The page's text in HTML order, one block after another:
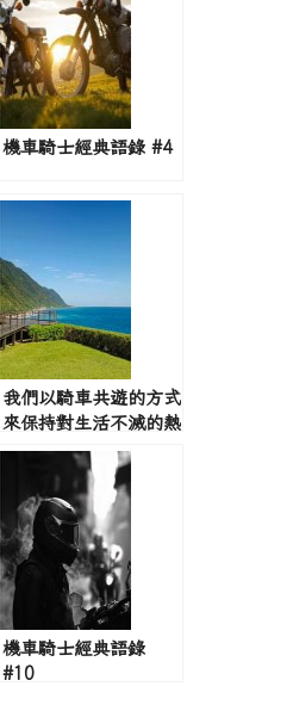
機車騎士經典語錄 #4
我們以騎車共遊的方式
來保持對生活不滅的熱
情
機車騎士經典語錄
#10